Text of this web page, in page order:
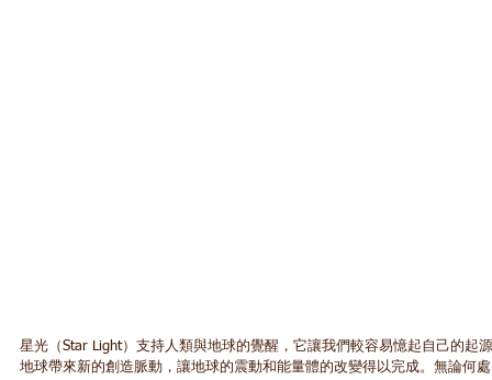
星光（Star Light）支持人類與地球的覺醒，它讓我們較容易憶起自己的起
地球帶來新的創造脈動，讓地球的震動和能量體的改變得以完成。無論何